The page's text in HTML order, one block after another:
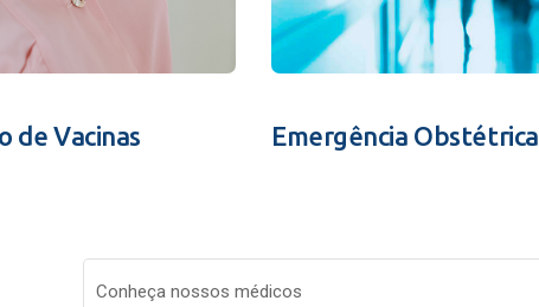
de Vacinas Emergência Obstétrica
Conheça nossos médicos